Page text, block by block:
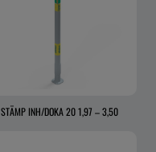
STÄMP INH/DOKA 20 1,97 – 3,50